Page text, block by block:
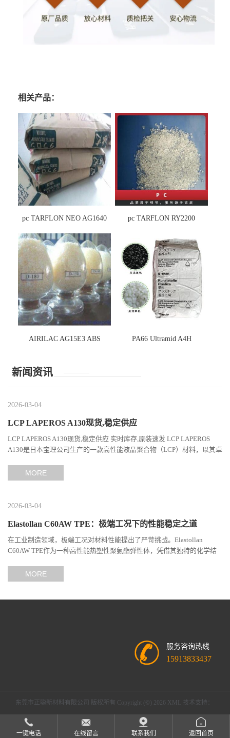
相关产品：
pc TARFLON NEO AG1640 pc TARFLON RY2200
AIRILAC AG15E3 ABS PA66 Ultramid A4H
新闻资讯
2026-03-04
LCP LAPEROS A130现货,稳定供应
LCP LAPEROS A130现货,稳定供应 实时库存,原装速发 LCP LAPEROS
A130是日本宝理公司生产的一款高性能液晶聚合物（LCP）材料，以其卓
MORE
2026-03-04
Elastollan C60AW TPE：极端工况下的性能稳定之道
在工业制造领域，极端工况对材料性能提出了严苛挑战。Elastollan
C60AW TPE作为一种高性能热塑性聚氨酯弹性体，凭借其独特的化学结
MORE
服务咨询热线
15913833437
东莞市正聪新材料有限公司 版权所有 Copyright (©) 2026 XML 技术支持：
盖德化工网
一键电话
在线留言 联系我们 返回首页